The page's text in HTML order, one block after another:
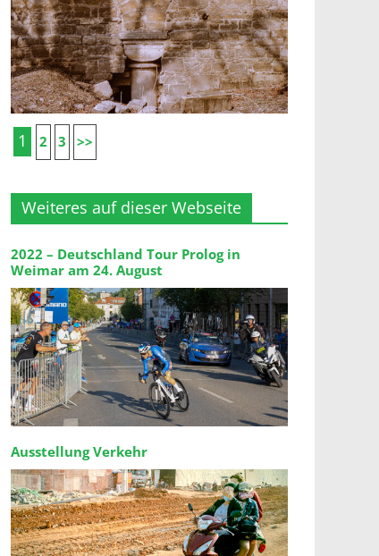
1 2 3 >>
Weiteres auf dieser Webseite
2022 – Deutschland Tour Prolog in
Weimar am 24. August
Ausstellung Verkehr